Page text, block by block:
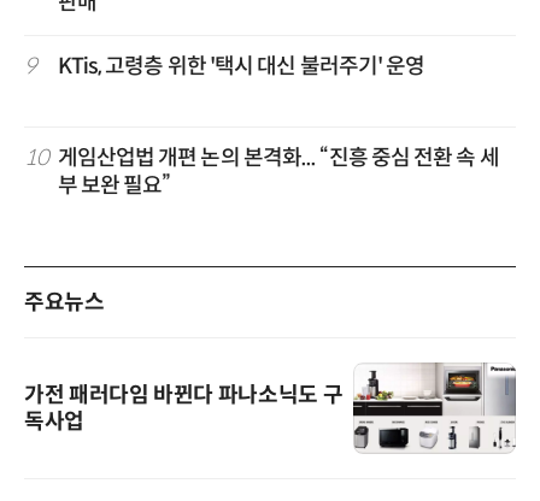
9 KTis, 고령층 위한 '택시 대신 불러주기' 운영
10 게임산업법 개편 논의 본격화... “진흥 중심 전환 속 세
부 보완 필요”
주요뉴스
가전 패러다임 바뀐다 파나소닉도 구
독사업